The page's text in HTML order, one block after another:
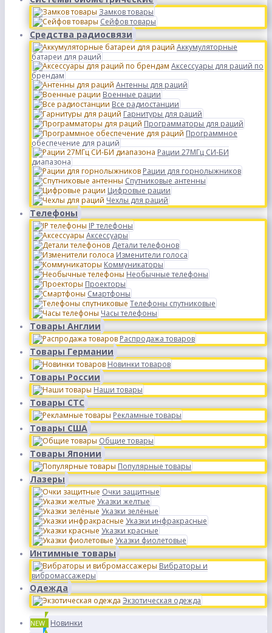
Замков товары
Сейфов товары
Средства радиосвязи
Аккумуляторные
батареи для раций
Аксессуары для раций по
брендам
Антенны для раций
Военные рации
Все радиостанции
Гарнитуры для раций
Программаторы для раций
Программное
обеспечение для раций
Рации 27МГц СИ-БИ
диапазона
Рации для горнолыжников
Спутниковые антенны
Цифровые рации
Чехлы для раций
Телефоны
IP телефоны
Аксессуары
Детали телефонов
Изменители голоса
Коммуникаторы
Необычные телефоны
Проекторы
Смартфоны
Телефоны спутниковые
Часы телефоны
Товары Англии
Распродажа товаров
Товары Германии
Новинки товаров
Товары России
Наши товары
Товары СТС
Рекламные товары
Товары США
Общие товары
Товары Японии
Популярные товары
Лазеры
Очки защитные
Указки желтые
Указки зелёные
Указки инфракрасные
Указки красные
Указки фиолетовые
Интимные товары
Вибраторы и
вибромассажеры
Одежда
Экзотическая одежда
NEW Новинки